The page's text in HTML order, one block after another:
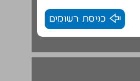
כניסת רשומים